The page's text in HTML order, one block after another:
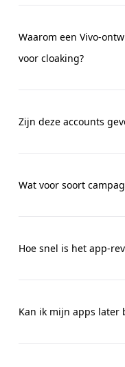
Waarom een Vivo-
voor cloaking?
Zijn deze accounts
Wat voor soort
Hoe snel is het app-
Kan ik mijn apps later